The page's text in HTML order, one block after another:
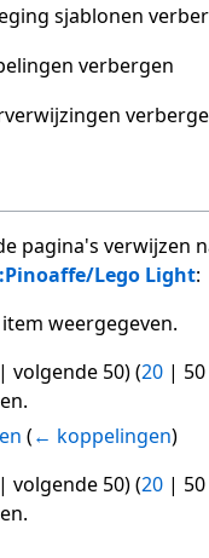
sjablonen
verbergen
pagina's verwijzen
Lego Light:
weergegeven.
| volgende 50) (20 | 50
(← koppelingen)
| volgende 50) (20 | 50